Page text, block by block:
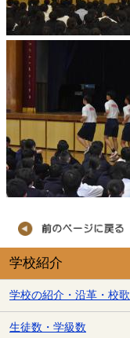
学校紹介
学校の紹介・沿革・校歌
生徒数・学級数